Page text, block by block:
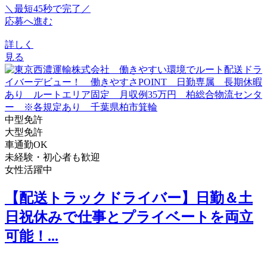
＼最短45秒で完了／
応募へ進む
詳しく
見る
中型免許
大型免許
車通勤OK
未経験・初心者も歓迎
女性活躍中
【配送トラックドライバー】日勤＆土
日祝休みで仕事とプライベートを両立
可能！...